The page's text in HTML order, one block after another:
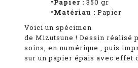
•Papier : 350 gr
•Matériau : Papier
Voici un spécimen
de Mizutsune ! Dessin réalisé
soins, en numérique , puis
sur un papier épais avec effet